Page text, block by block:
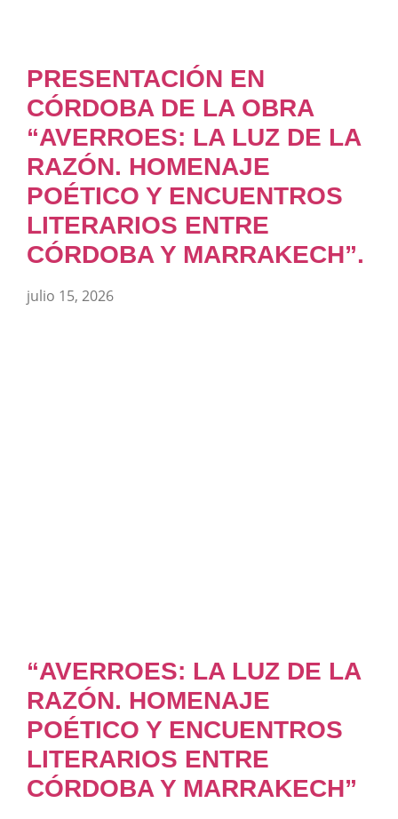
PRESENTACIÓN EN
CÓRDOBA DE LA OBRA
“AVERROES: LA LUZ DE LA
RAZÓN. HOMENAJE
POÉTICO Y ENCUENTROS
LITERARIOS ENTRE
CÓRDOBA Y MARRAKECH”.
julio 15, 2026
“AVERROES: LA LUZ DE LA
RAZÓN. HOMENAJE
POÉTICO Y ENCUENTROS
LITERARIOS ENTRE
CÓRDOBA Y MARRAKECH”